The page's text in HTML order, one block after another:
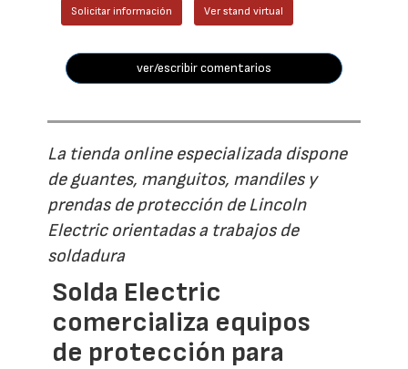
Solicitar información Ver stand virtual
ver/escribir comentarios
La tienda online especializada dispone
de guantes, manguitos, mandiles y
prendas de protección de Lincoln
Electric orientadas a trabajos de
soldadura
Solda Electric
comercializa equipos
de protección para